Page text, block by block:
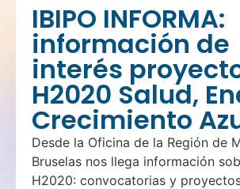
IBIPO INFORMA:
información de
interés
H2020 Salud,
Crecimiento
Desde la Oficina de la Región de
Bruselas nos llega información
H2020: convocatorias y